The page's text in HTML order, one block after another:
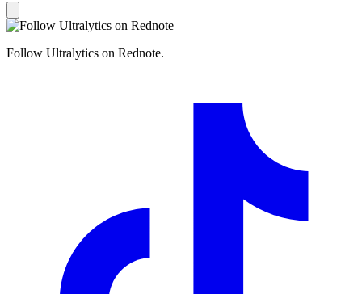
Follow Ultralytics on Rednote.